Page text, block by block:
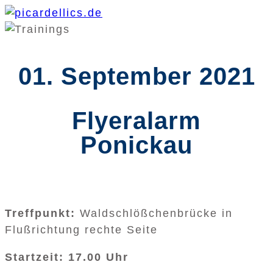
01. September 2021
Flyeralarm
Ponickau
Treffpunkt: Waldschlößchenbrücke in
Flußrichtung rechte Seite
Startzeit: 17.00 Uhr